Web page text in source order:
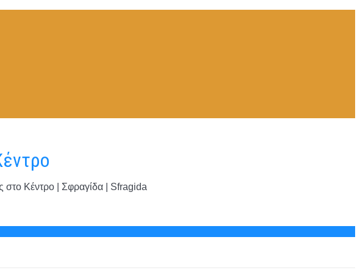
Κέντρο | Σφραγίδα | Sfragida